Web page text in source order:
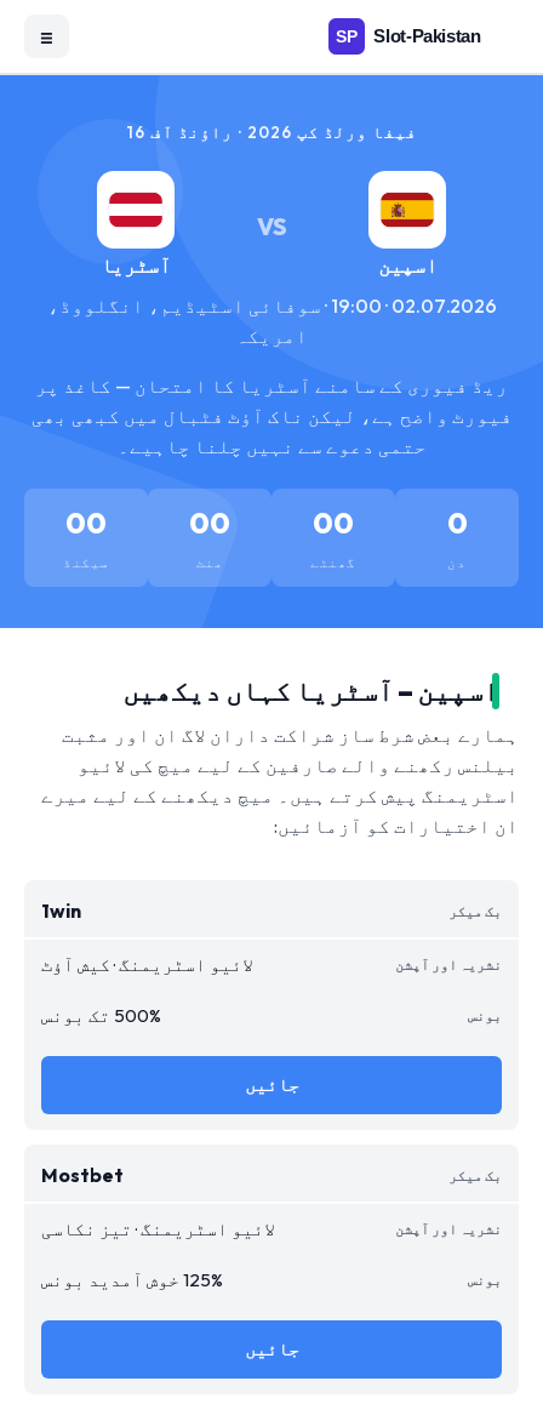
☰
فیفا ورلڈ کپ 2026 · راؤنڈ آف 16
اسپین
VS
آسٹریا
02.07.2026 · 19:00 · سوفائی اسٹیڈیم، انگلووڈ،
امریکہ
ریڈ فیوری کے سامنے آسٹریا کا امتحان — کاغذ پر
فیورٹ واضح ہے، لیکن ناک آؤٹ فٹبال میں کبھی بھی
حتمی دعوے سے نہیں چلنا چاہیے۔
0
دن
00
گھنٹے
00
منٹ
00
سیکنڈ
اسپین – آسٹریا کہاں دیکھیں
ہمارے بعض شرط ساز شراکت داران لاگ ان اور مثبت
بیلنس رکھنے والے صارفین کے لیے میچ کی لائیو
اسٹریمنگ پیش کرتے ہیں۔ میچ دیکھنے کے لیے میرے
ان اختیارات کو آزمائیں:
1win
لائیو اسٹریمنگ · کیش آؤٹ
500% تک بونس
جائیں
Mostbet
لائیو اسٹریمنگ · تیز نکاسی
125% خوش آمدید بونس
جائیں